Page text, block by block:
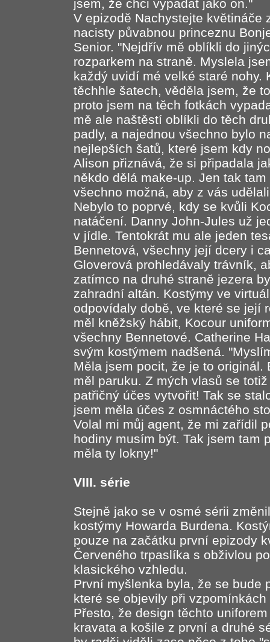
jsem, že chci vypadat jako on."
V epizodě Nachystejte květináče
nacisty půvabnou princeznu
Senior. "Nejdřív mě oblíkli do
rozparkem na straně. Myslela
každý uvidí mé velké staré nohy.
těchhle šatech, věděla jsem, že
proto jsem na těch fotkách
mě ale naštěstí oblíkli do těch
padly, a najednou všechno bylo
nejlepších šatů, které jsem kdy
Alison přiznává, že si připadala
někdo dělá make-up. Jen tak
všechno možná, aby z vás
Nebylo to poprvé, kdy se kvůli
natáčení. Danny John-Jules už
v jídle. Tentokrát mu ale jeden
Bennetová, všechny její dcery i
Gloverová prohledávaly trávník,
zatímco na druhé straně jezera
zahradní altán. Kostýmy ve
odpovídaly době, ve které se její
měl kněžský hábit, Kocour
všechny Bennetové. Catherine
svým kostýmem nadšená.
Měla jsem pocit, že je to
měl paruku. Z mých vlasů se
patřičný účes vytvořit! Tak se
jsem měla účes z osmnáctého
Volal mi můj agent, že mi zařídil
hodiny musím být. Tak jsem tam
měla ty lokny!"
VIII. série
Stejně jako se v osmé sérii
kostýmy Howarda Burdena.
pouze na začátku první epizody
Červeného trpaslíka s obživlou
klasického vzhledu.
První myšlenka byla, že se bude
které se objevily při
Přesto, že design těchto
kravata a košile z první a druhé